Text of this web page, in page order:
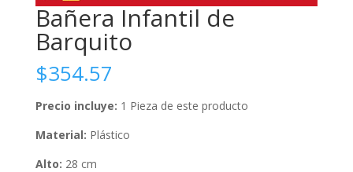
Bañera Infantil de
Barquito
$354.57
Precio incluye: 1 Pieza de este producto
Material: Plástico
Alto: 28 cm